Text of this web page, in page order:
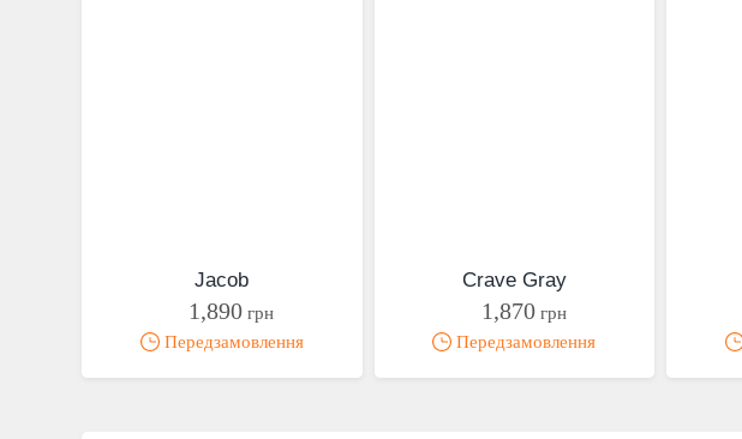
Jacob
1,890 грн
Передзамовлення
Crave Gray
1,870грн
Передзамовлення